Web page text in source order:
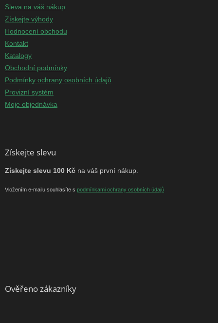
Sleva na váš nákup
Získejte výhody
Hodnocení obchodu
Kontakt
Katalogy
Obchodní podmínky
Podmínky ochrany osobních údajů
Provizní systém
Moje objednávka
Získejte slevu
Získejte slevu 100 Kč na váš první nákup.
Vložením e-mailu souhlasíte s podmínkami ochrany osobních údajů
Ověřeno zákazníky